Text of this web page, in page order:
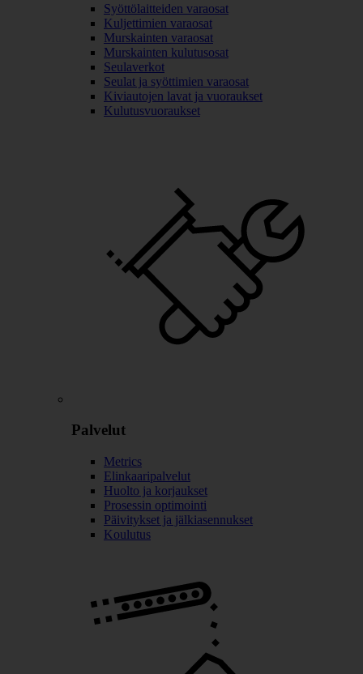
Syöttölaitteiden varaosat
Kuljettimien varaosat
Murskainten varaosat
Murskainten kulutusosat
Seulaverkot
Seulat ja syöttimien varaosat
Kiviautojen lavat ja vuoraukset
Kulutusvuoraukset
Palvelut
Metrics
Elinkaaripalvelut
Huolto ja korjaukset
Prosessin optimointi
Päivitykset ja jälkiasennukset
Koulutus